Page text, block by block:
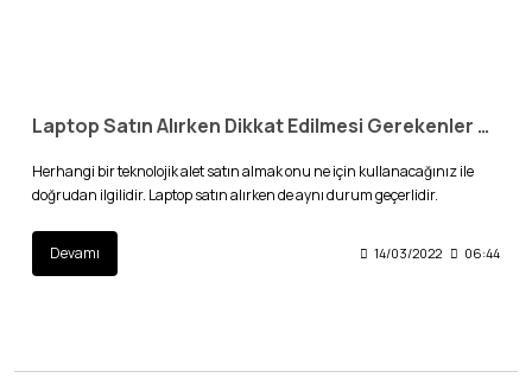
Laptop Satın Alırken Dikkat Edilmesi Gerekenler Nelerdir?
Herhangi bir teknolojik alet satın almak onu ne için kullanacağınız ile
doğrudan ilgilidir. Laptop satın alırken de aynı durum geçerlidir.
Devamı 14/03/2022 06:44